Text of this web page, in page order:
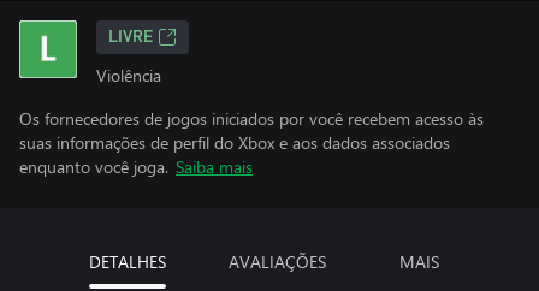
LIVRE
Violência
Os fornecedores de jogos iniciados por você recebem acesso às
suas informações de perfil do Xbox e aos dados associados
enquanto você joga. Saiba mais
DETALHES AVALIAÇÕES MAIS